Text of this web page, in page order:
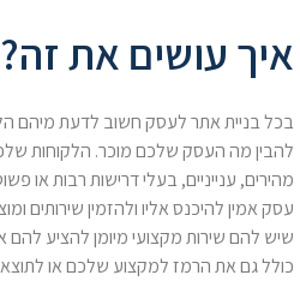
איך עושים את זה?
בכל בניית אתר לעסק חשוב לדעת מיהם
להבין מה העסק שלכם מוכר. הלקוחות
מהירים, ענייניים, בעלי דרישות רבות או
עסק אמין להיכנס אליו ולהזמין שירותים
שיש להם שירות מקצועי מיומן להציע
כולל גם את הרמז למקצוע שלכם או